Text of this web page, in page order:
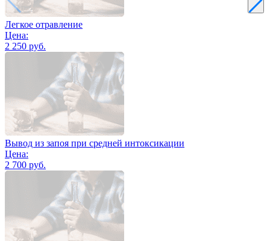
Легкое отравление
Цена:
2 250 руб.
Вывод из запоя при средней интоксикации
Цена:
2 700 руб.